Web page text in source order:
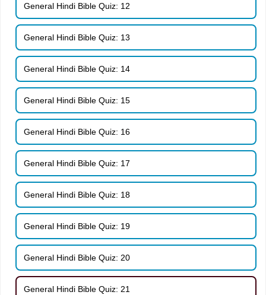
General Hindi Bible Quiz: 12
General Hindi Bible Quiz: 13
General Hindi Bible Quiz: 14
General Hindi Bible Quiz: 15
General Hindi Bible Quiz: 16
General Hindi Bible Quiz: 17
General Hindi Bible Quiz: 18
General Hindi Bible Quiz: 19
General Hindi Bible Quiz: 20
General Hindi Bible Quiz: 21